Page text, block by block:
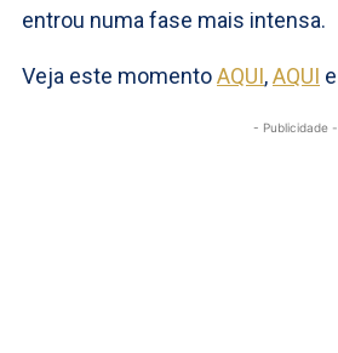
entrou numa fase mais intensa.
Veja este momentoAQUI,AQUI e
- Publicidade -